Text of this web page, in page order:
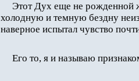
Этот Дух еще не рожденной
холодную и темную бездну
наверное испытал чувство
Его то, я и называю